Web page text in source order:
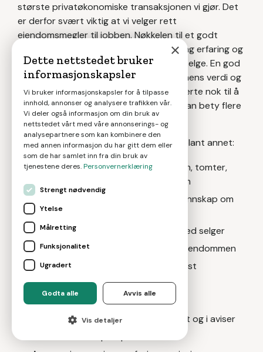
største privatøkonomiske transaksjonen vi gjør. Det
er derfor svært viktig at vi velger rett
eiendomsmegler til jobben. Nøkkelen til et godt
boligsalg er en lokalkjent megler med lang erfaring og
kompetanse på den type bolig du skal selge. En god
megler kjenner markedet, vet eiendommens verdi og
hva som må gjøres for å få folk interesserte nok til å
by. En dyktig megler og dens nettverk kan bety flere
titusener i en budrunde.
En eiendomsmeglers arbeid inkluderer blant annet:
Megling av brukt bolig, fritidseiendom, tomter,
nybygg, prosjekt og næringseiendom
Verdivurdering av bolig basert på kunnskap om
markedet
Utvikling av salgsstrategi sammen med selger
Tilrettelegging og presentasjon av eiendommen
Anbefaling og henvisning til boligstylist
Fotografering
Utarbeiding av markedsmateriell
Annonsering av eiendommen på nett og i aviser
×
Dette nettstedet bruker
informasjonskapsler
Vi bruker informasjonskapsler for å tilpasse
innhold, annonser og analysere trafikken vår.
Vi deler også informasjon om din bruk av
nettstedet vårt med våre annonserings- og
analysepartnere som kan kombinere den
med annen informasjon du har gitt dem eller
som de har samlet inn fra din bruk av
tjenestene deres.Personvernerklæring
Strengt nødvendig
Ytelse
Målretting
Funksjonalitet
Ugradert
Godta alle Avvis alle
Vis detaljer